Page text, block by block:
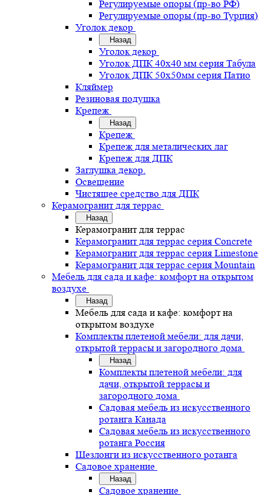
Регулируемые опоры (пр-во РФ)
Регулируемые опоры (пр-во Турция)
Уголок декор
Назад
Уголок декор
Уголок ДПК 40х40 мм серия Табула
Уголок ДПК 50х50мм серия Патио
Кляймер
Резиновая подушка
Крепеж
Назад
Крепеж
Крепеж для металических лаг
Крепеж для ДПК
Заглушка декор.
Освещение
Чистящее средство для ДПК
Керамогранит для террас
Назад
Керамогранит для террас
Керамогранит для террас серия Concrete
Керамогранит для террас серия Limestone
Керамогранит для террас серия Mountain
Мебель для сада и кафе: комфорт на открытом
воздухе
Назад
Мебель для сада и кафе: комфорт на
открытом воздухе
Комплекты плетеной мебели: для дачи,
открытой террасы и загородного дома
Назад
Комплекты плетеной мебели: для
дачи, открытой террасы и
загородного дома
Садовая мебель из искусственного
ротанга Канада
Садовая мебель из искусственного
ротанга Россия
Шезлонги из искусственного ротанга
Садовое хранение
Назад
Садовое хранение